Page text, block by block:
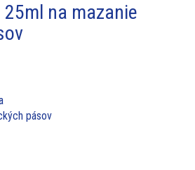
na mazanie
pásov